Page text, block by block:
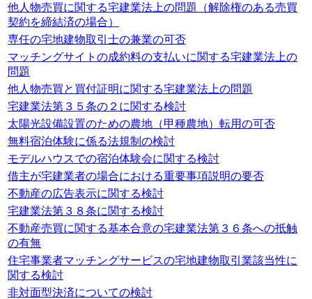
他人物売買に関する宅建業法上の問題（解除権のある売買
契約を締結済の場合）
専任の宅地建物取引士の兼業の可否
マッチングサイトの成約料の支払いに関する宅建業法上の
問題
他人物売買と買付証明に関する宅建業法上の問題
宅建業法第３５条の２に関する検討
太陽光設備設置のための農地（甲種農地）転用の可否
無料宿泊体験に係る法規制の検討
モデルハウスでの宿泊体験会に関する検討
借主が宅建業者の場合における重要事項説明の要否
不動産の広告表示に関する検討
宅建業法第３８条に関する検討
不動産売買に関する基本合意の宅建業法第３６条への抵触
の有無
住宅事業者マッチングサービスの宅地建物取引業該当性に
関する検討
非対面型決済についての検討